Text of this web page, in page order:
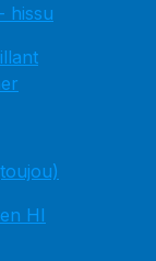
hissu
HI